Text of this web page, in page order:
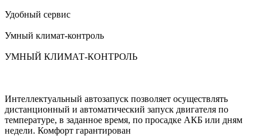
Удобный сервис
Умный климат-контроль
УМНЫЙ КЛИМАТ-КОНТРОЛЬ
Интеллектуальный автозапуск позволяет осуществлять
дистанционный и автоматический запуск двигателя по
температуре, в заданное время, по просадке АКБ или дням
недели. Комфорт гарантирован